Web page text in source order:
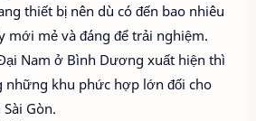
thiết bị nên dù có đến bao nhiêu
mới mẻ và đáng để trải nghiệm.
Nam ở Bình Dương xuất hiện thì
những khu phức hợp lớn đối cho
Gòn.